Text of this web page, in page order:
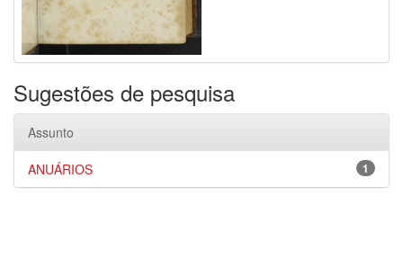
Sugestões de pesquisa
Assunto
1
ANUÁRIOS